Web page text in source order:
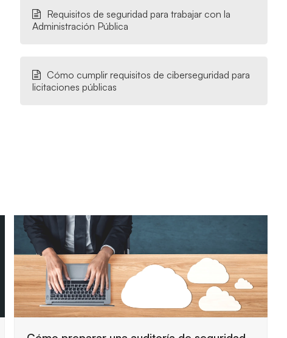
Requisitos de seguridad para trabajar con la
Administración Pública
Cómo cumplir requisitos de ciberseguridad para
licitaciones públicas
Requisitos de seguridad para trabajar con la
Administración Pública
29 julio, 2026
Las entidades públicas exigen controles estrictos